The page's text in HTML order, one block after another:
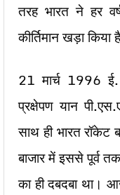
तरह भारत ने हर
कीर्तिमान खड़ा किया
21 मार्च 1996 ई.
प्रक्षेपण यान
साथ ही भारत रॉकेट
बाजार में इससे पूर्व
का ही दबदबा था।